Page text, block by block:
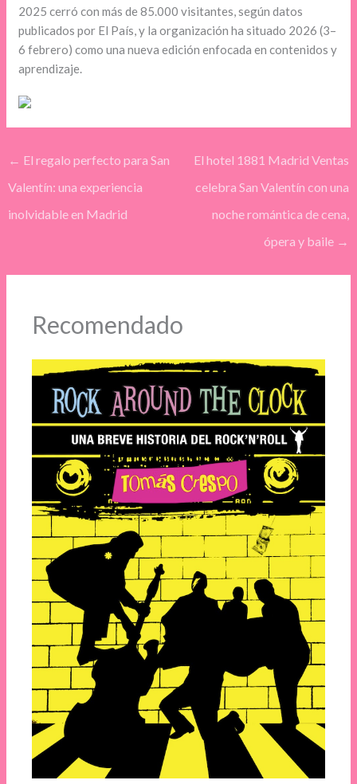
2025 cerró con más de 85.000 visitantes, según datos
publicados por El País, y la organización ha situado 2026 (3–
6 febrero) como una nueva edición enfocada en contenidos y
aprendizaje.
← El regalo perfecto para San
Valentín: una experiencia
inolvidable en Madrid
El hotel 1881 Madrid Ventas
celebra San Valentín con una
noche romántica de cena,
ópera y baile →
Recomendado